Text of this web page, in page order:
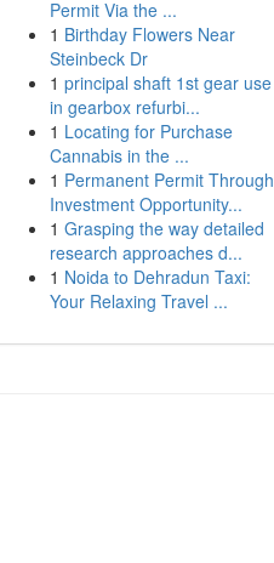
Permit Via the ...
1 Birthday Flowers Near
Steinbeck Dr
1 principal shaft 1st gear use
in gearbox refurbi...
1 Locating for Purchase
Cannabis in the ...
1 Permanent Permit Through
Investment Opportunity...
1 Grasping the way detailed
research approaches d...
1 Noida to Dehradun Taxi:
Your Relaxing Travel ...